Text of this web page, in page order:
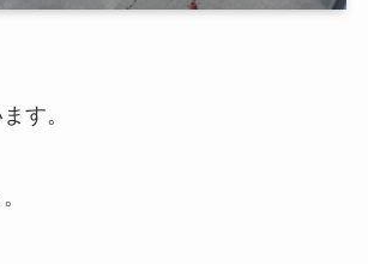
す。